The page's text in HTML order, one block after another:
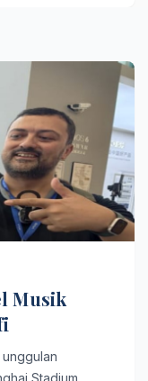
Musik
Stadium,